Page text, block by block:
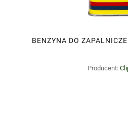
BENZYNA DO
Producent: